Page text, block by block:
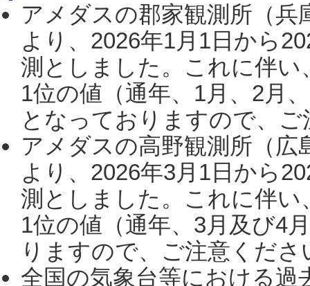
アメダスの郡家観測所（
より、2026年1月1日から
測としました。これに伴い
1位の値（通年、1月、2月
となっておりますので、
アメダスの高野観測所（
より、2026年3月1日から
測としました。これに伴い
1位の値（通年、3月及び4
りますので、ご注意くだ
全国の気象台等における過